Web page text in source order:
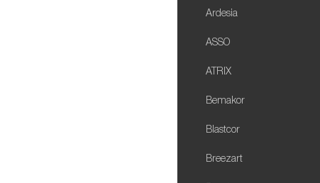
Ardesia
ASSO
ATRIX
Bemakor
Blastcor
Breezart